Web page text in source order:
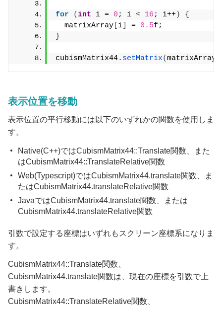
for (int i = 0 ; i < 16 ; i++)
{
  matrixArray
i = 0.5f;
}
cubismMatrix44. setMatrix(matrixArray
表示位置を移動
表示位置の平行移動には以下のいずれかの関数を使用しま
す。
Native(C++)ではCubismMatrix44::Translate関数、また
はCubismMatrix44::TranslateRelative関数
Web(Typescript)ではCubismMatrix44.translate関数、ま
たはCubismMatrix44.translateRelative関数
JavaではCubismMatrix44.translate関数、または
CubismMatrix44.translateRelative関数
引数で設定する座標はいずれもスクリーン座標系になりま
す。
CubismMatrix44::Translate関数、
CubismMatrix44.translate関数は、現在の座標を引数で上
書きします。
CubismMatrix44::TranslateRelative関数、